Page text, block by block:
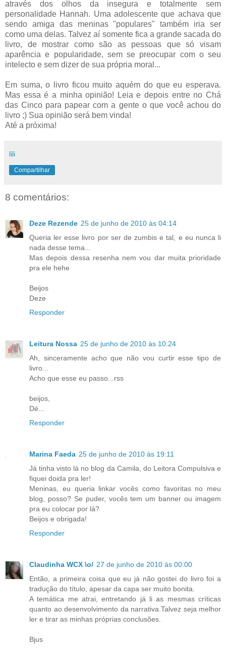
através dos olhos da insegura e totalmente sem
personalidade Hannah. Uma adolescente que achava que
sendo amiga das meninas "populares" também iria ser
como uma delas. Talvez aí somente fica a grande sacada do
livro, de mostrar como são as pessoas que só visam
aparência e popularidade, sem se preocupar com o seu
intelecto e sem dizer de sua própria moral...
Em suma, o livro ficou muito aquém do que eu esperava.
Mas essa é a minha opinião! Leia e depois entre no Chá
das Cinco para papear com a gente o que você achou do
livro ;) Sua opinião será bem vinda!
Até a próxima!
lili
Compartilhar
8 comentários:
Deze Rezende 25 de junho de 2010 às 04:14
Queria ler esse livro por ser de zumbis e tal, e eu nunca li
nada desse tema...
Mas depois dessa resenha nem vou dar muita prioridade
pra ele hehe
Beijos
Deze
Responder
Leitura Nossa 25 de junho de 2010 às 10:24
Ah, sinceramente acho que não vou curtir esse tipo de
livro...
Acho que esse eu passo...rss
beijos,
Dé...
Responder
Marina Faeda 25 de junho de 2010 às 19:11
Já tinha visto lá no blog da Camila, do Leitora Compulsiva e
fiquei doida pra ler!
Meninas, eu queria linkar vocês como favoritas no meu
blog, posso? Se puder, vocês tem um banner ou imagem
pra eu colocar por lá?
Beijos e obrigada!
Responder
Claudinha WCX \o/ 27 de junho de 2010 às 00:00
Então, a primeira coisa que eu já não gostei do livro foi a
tradução do título, apesar da capa ser muito bonita.
A temática me atrai, entretando já li as mesmas críticas
quanto ao desenvolvimento da narrativa.Talvez seja melhor
ler e tirar as minhas próprias conclusões.
Bjus